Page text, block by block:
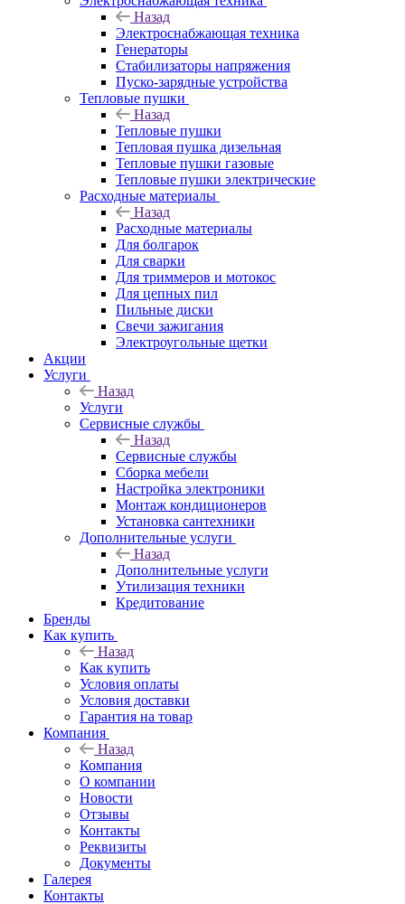
Назад
Электроснабжающая техника
Генераторы
Стабилизаторы напряжения
Пуско-зарядные устройства
Тепловые пушки
Назад
Тепловые пушки
Тепловая пушка дизельная
Тепловые пушки газовые
Тепловые пушки электрические
Расходные материалы
Назад
Расходные материалы
Для болгарок
Для сварки
Для триммеров и мотокос
Для цепных пил
Пильные диски
Свечи зажигания
Электроугольные щетки
Акции
Услуги
Назад
Услуги
Сервисные службы
Назад
Сервисные службы
Сборка мебели
Настройка электроники
Монтаж кондиционеров
Установка сантехники
Дополнительные услуги
Назад
Дополнительные услуги
Утилизация техники
Кредитование
Бренды
Как купить
Назад
Как купить
Условия оплаты
Условия доставки
Гарантия на товар
Компания
Назад
Компания
О компании
Новости
Отзывы
Контакты
Реквизиты
Документы
Галерея
Контакты